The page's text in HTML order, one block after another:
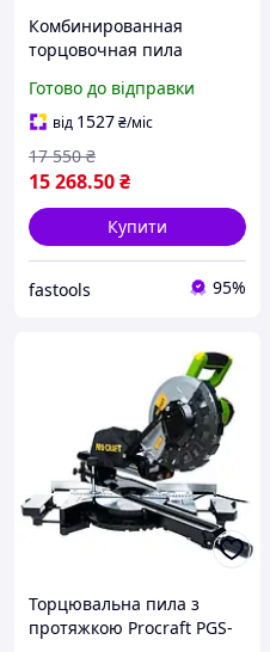
Комбинированная
торцовочная пила
Готово до відправки
від 1527₴/міс
15 268.50₴
17 550 ₴
Купити
fastools 95%
Торцювальна пила з
протяжкою Procraft PGS-